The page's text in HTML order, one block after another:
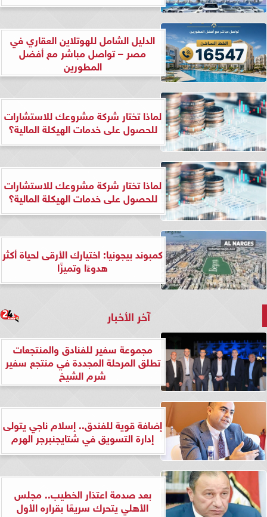
الدليل الشامل للهوتلاين العقاري في
مصر – تواصل مباشر مع أفضل
المطورين
لماذا تختار شركة مشروعك للاستشارات
للحصول على خدمات الهيكلة المالية؟
لماذا تختار شركة مشروعك للاستشارات
للحصول على خدمات الهيكلة المالية؟
كمبوند بيجونيا: اختيارك الأرقى لحياة أكثر
هدوءًا وتميزًا
آخر الأخبار
مجموعة سفير للفنادق والمنتجعات
تطلق المرحلة المجددة في منتجع سفير
شرم الشيخ
إضافة قوية للفندق.. إسلام ناجي يتولى
إدارة التسويق في شتايجنبرجر الهرم
بعد صدمة اعتذار الخطيب.. مجلس
الأهلي يتحرك سريعًا بقراره الأول